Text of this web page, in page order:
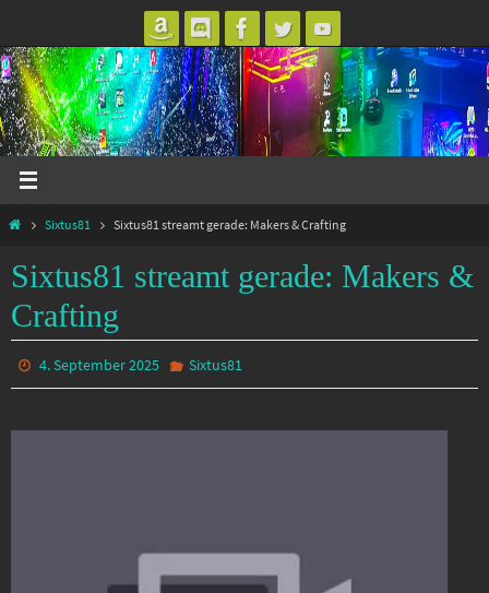
Inhalt
springen
StartSixtus81 Sixtus81 streamt gerade: Makers & Crafting
Sixtus81 streamt gerade: Makers &
Crafting
4. September 2025 Sixtus81